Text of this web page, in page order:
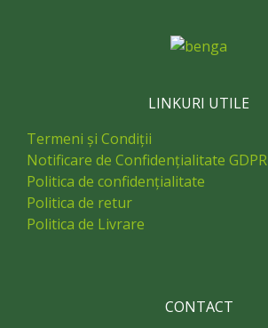
LINKURI UTILE
Termeni și Condiții
Notificare de Confidențialitate GDPR
Politica de confidențialitate
Politica de retur
Politica de Livrare
CONTACT